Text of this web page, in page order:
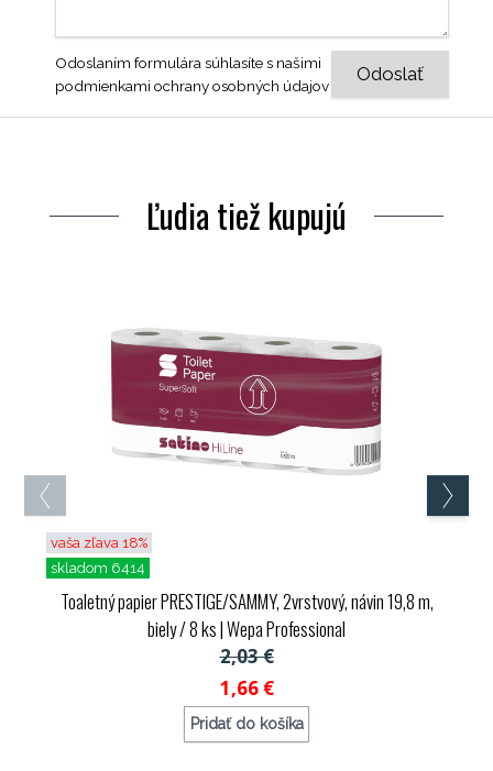
Odoslaním formulára súhlasíte s našimi
podmienkami ochrany osobných údajov
Ľudia tiež kupujú
vaša zľava 18%
skladom 6414
Toaletný papier PRESTIGE/SAMMY, 2vrstvový, návin 19,8 m,
biely / 8 ks| Wepa Professional
2,03 €
1,66 €
Pridať do košíka